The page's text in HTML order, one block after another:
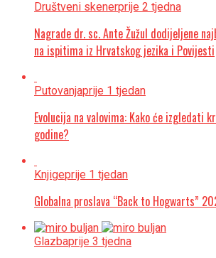
Društveni skenerprije 2 tjedna
Nagrade dr. sc. Ante Žužul dodijeljene
na ispitima iz Hrvatskog jezika i Povijesti
Putovanjaprije 1 tjedan
Evolucija na valovima: Kako će izgledati
godine?
Knjigeprije 1 tjedan
Globalna proslava “Back to Hogwarts”
Glazbaprije 3 tjedna